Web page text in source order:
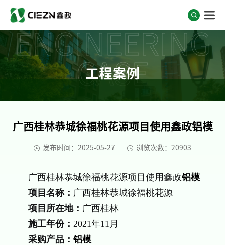
ENGINEERING
CASE
工程案例
广西桂林恭城徐福桃花源项目使用鑫政铝模
发布时间：2025-05-27 浏览次数：20903
广西桂林恭城徐福桃花源项目使用鑫政铝模
项目名称： 广西桂林恭城徐福桃花源
项目所在地： 广西桂林
施工年份： 2021年11月
采购产品：铝模